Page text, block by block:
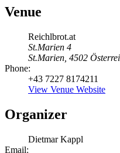
Venue
Reichlbrot.at
St.Marien 4
St.Marien 4502
Phone:
+43 7227 8174211
View Venue Website
Organizer
Dietmar Kappl
Email: